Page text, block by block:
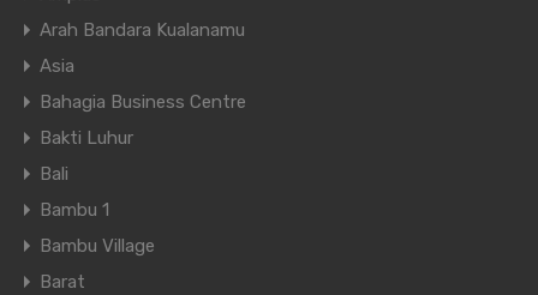
Arah Bandara Kualanamu
Asia
Bahagia Business Centre
Bakti Luhur
Bali
Bambu 1
Bambu Village
Barat